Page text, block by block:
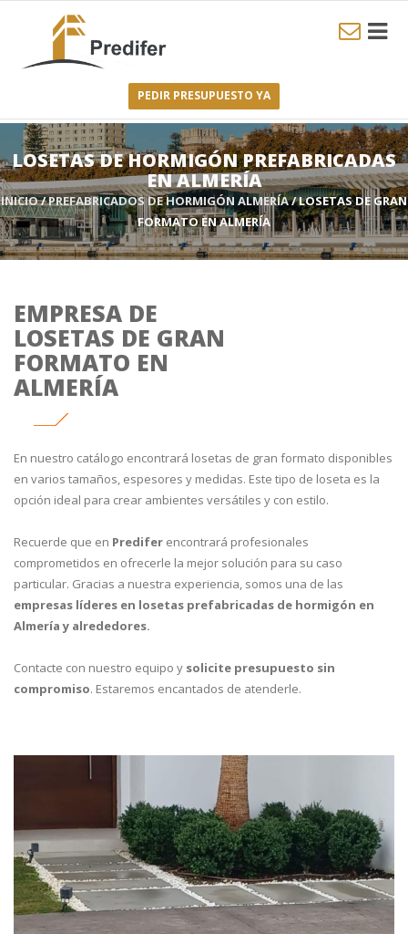
PEDIR PRESUPUESTO YA
LOSETAS DE HORMIGÓN PREFABRICADAS
EN ALMERÍA
INICIO/PREFABRICADOS DE HORMIGÓN ALMERÍA/ LOSETAS DE GRAN
FORMATO EN ALMERÍA
EMPRESA DE
LOSETAS DE GRAN
FORMATO EN
ALMERÍA
En nuestro catálogo encontrará losetas de gran formato disponibles
en varios tamaños, espesores y medidas. Este tipo de loseta es la
opción ideal para crear ambientes versátiles y con estilo.
Recuerde que en Predifer encontrará profesionales
comprometidos en ofrecerle la mejor solución para su caso
particular. Gracias a nuestra experiencia, somos una de las
empresas líderes en losetas prefabricadas de hormigón en
Almería y alrededores.
Contacte con nuestro equipo y solicite presupuesto sin
compromiso. Estaremos encantados de atenderle.